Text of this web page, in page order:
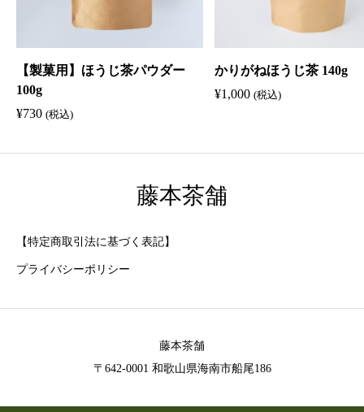
個
入
個
【製菓用】ほうじ茶パウダー
100g
¥730 (税込)
かりがねほうじ茶 140g
¥1,000 (税込)
藤本茶舗
【特定商取引法に基づく表記】
プライバシーポリシー
藤本茶舗
〒642-0001 和歌山県海南市船尾186